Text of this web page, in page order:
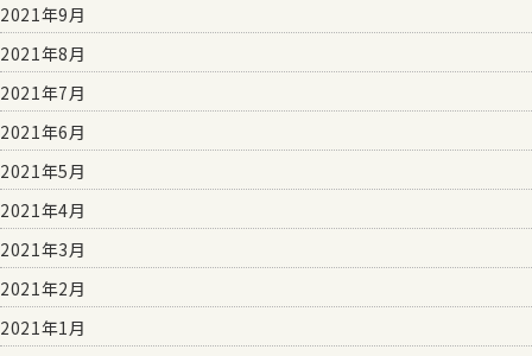
2021年9月
2021年8月
2021年7月
2021年6月
2021年5月
2021年4月
2021年3月
2021年2月
2021年1月